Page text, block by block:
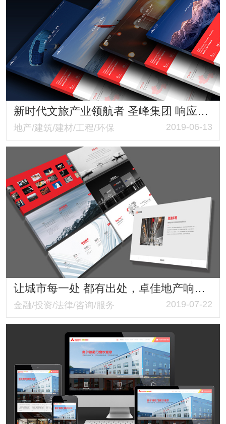
新时代文旅产业领航者 圣峰集团 响应式品牌形象网站
地产/建筑/建材/工程/环保 2019-06-13
让城市每一处 都有出处，卓佳地产响应式网站
金融/投资/法律/咨询/服务 2019-07-22